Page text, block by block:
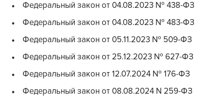
Федеральный закон от 04.08.2023 № 438-ФЗ
Федеральный закон от 04.08.2023 № 483-ФЗ
Федеральный закон от 05.11.2023 № 509-ФЗ
Федеральный закон от 25.12.2023 № 627-ФЗ
Федеральный закон от 12.07.2024 № 176-ФЗ
Федеральный закон от 08.08.2024 N 259-ФЗ